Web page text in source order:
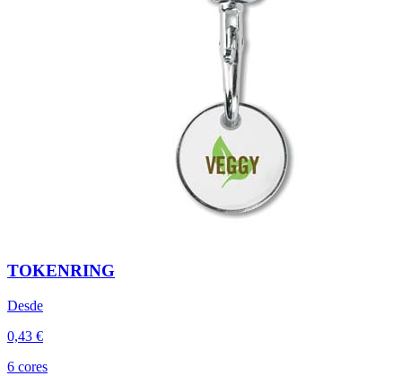
TOKENRING
Desde
0,43 €
6 cores